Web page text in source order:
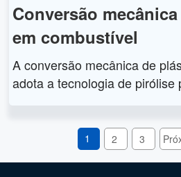
Conversão
em combustível
A conversão mecânica de
adota a tecnologia de pirólise
m processo químico de
moléculas de plástico em
1 2 3